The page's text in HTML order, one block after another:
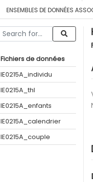
ENSEMBLES DE DONNÉES
Fichiers de données
IE0215A_individu
IE0215A_thl
IE0215A_enfants
IE0215A_calendrier
IE0215A_couple